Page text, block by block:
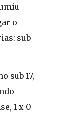
o
sub
sub 17,
1 x 0